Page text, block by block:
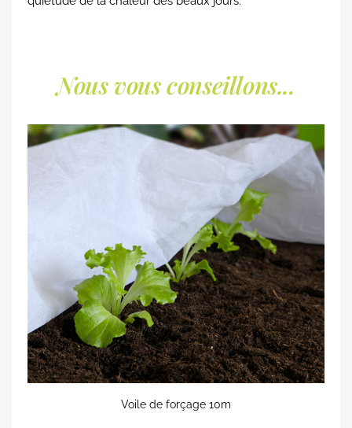
Nous vous conseillons...
Voile de forçage 10m